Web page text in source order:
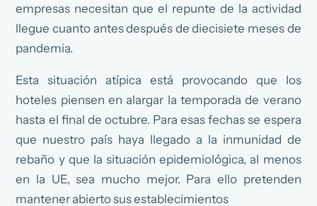
empresas necesitan que el repunte de la actividad
llegue cuanto antes después de diecisiete meses de
pandemia.
Esta situación atípica está provocando que los
hoteles piensen en alargar la temporada de verano
hasta el final de octubre. Para esas fechas se espera
que nuestro país haya llegado a la inmunidad de
rebaño y que la situación epidemiológica, al menos
en la UE, sea mucho mejor. Para ello pretenden
mantener abierto sus establecimientos